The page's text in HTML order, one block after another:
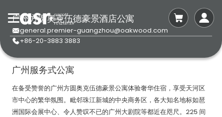
广州方圆奥克伍德豪景酒店公寓
general.premier-guangzhou@oakwood.com
+86-20-3883 3883
广州服务式公寓
在备受赞誉的广州方圆奥克伍德豪景公寓体验奢华住宿，享受天河区
市中心的繁华氛围。毗邻珠江新城的中央商务区，各大知名地标如琶
洲国际会展中心、令人赞叹不已的广州大剧院等都近在咫尺。225 间